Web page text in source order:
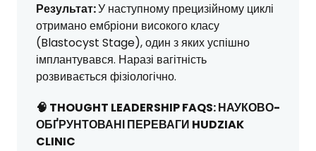
Результат:У наступному прецизійному циклі
отримано ембріони високого класу
(Blastocyst Stage), один з яких успішно
імплантувався. Наразі вагітність
розвивається фізіологічно.
🧠 THOUGHT LEADERSHIP FAQS: НАУКОВО-
ОБҐРУНТОВАНІ ПЕРЕВАГИ HUDZIAK
CLINIC